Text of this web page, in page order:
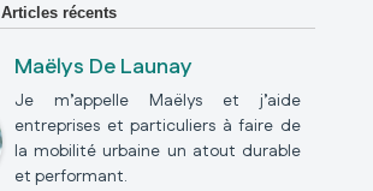
Articles récents
Maëlys De Launay
Je m’appelle Maëlys et j’aide
entreprises et particuliers à faire de
la mobilité urbaine un atout durable
et performant.